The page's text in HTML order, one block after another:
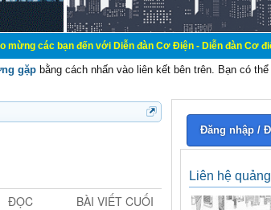
bạn đến với Diễn đàn Cơ Điện - Diễn đàn Cơ điện là
gặp bằng cách nhấn vào liên kết bên trên. Bạn có thể
ĐỌC BÀI VIẾT CUỐI
Đăng nhập /
Liên hệ